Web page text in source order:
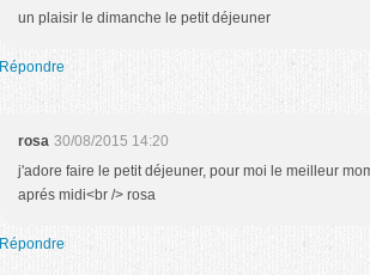
un plaisir le dimanche le petit déjeuner
Répondre
rosa 30/08/2015 14:20
j'adore faire le petit déjeuner, pour moi le meilleur
aprés midi<br /> rosa
Répondre